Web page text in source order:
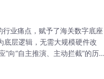
业痛点，赋予了海关数字底座
底层逻辑，无需大规模硬件改
向“自主推演、主动拦截”的历